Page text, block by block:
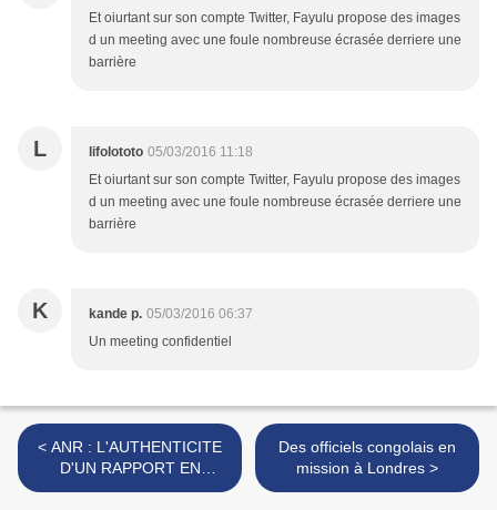
Et oiurtant sur son compte Twitter, Fayulu propose des images
d un meeting avec une foule nombreuse écrasée derriere une
barrière
L lifolototo 05/03/2016 11:18
Et oiurtant sur son compte Twitter, Fayulu propose des images
d un meeting avec une foule nombreuse écrasée derriere une
barrière
K kande p. 05/03/2016 06:37
Un meeting confidentiel
< ANR : L'AUTHENTICITE
D'UN RAPPORT EN
QUESTION
Des officiels congolais en
mission à Londres >